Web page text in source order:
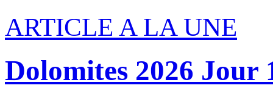
ARTICLE A LA UNE
Dolomites 2026 Jour